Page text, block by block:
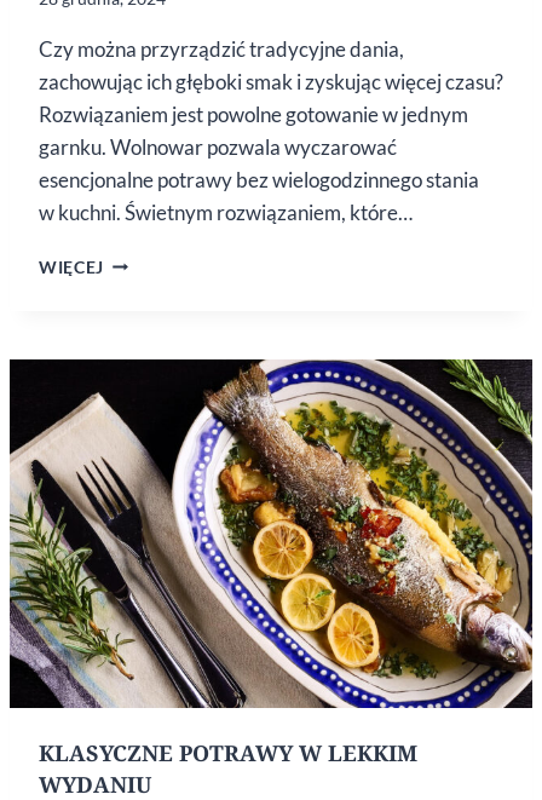
Czy można przyrządzić tradycyjne dania,
zachowując ich głęboki smak i zyskując więcej czasu?
Rozwiązaniem jest powolne gotowanie w jednym
garnku. Wolnowar pozwala wyczarować
esencjonalne potrawy bez wielogodzinnego stania
w kuchni. Świetnym rozwiązaniem, które…
WIĘCEJ DANIA
KLASYCZNE POTRAWY W LEKKIM
WYDANIU